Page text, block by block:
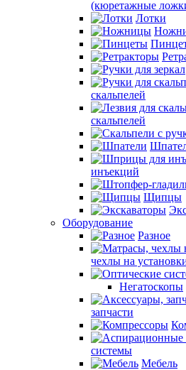
(кюретажные
Лотки
скальпелей
скальпелей
инъекций
Щипцы
Оборудование
Разное
чехлы на
Негатоскопы
запчасти
системы
Мебель